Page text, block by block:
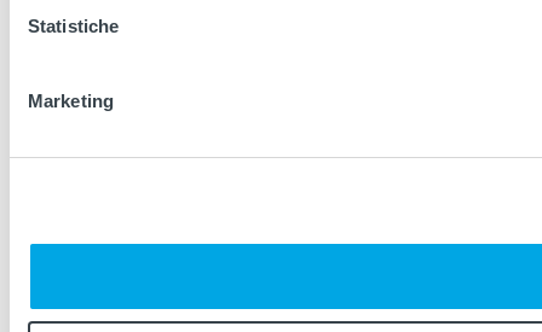
Statistiche
Marketing